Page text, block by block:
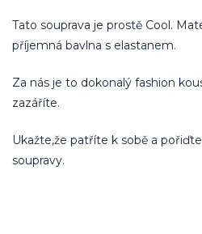
Tato souprava je prostě Cool.
příjemná bavlna s elastanem.
Za nás je to dokonalý fashion
zazáříte.
Ukažte,že patříte k sobě a
soupravy.